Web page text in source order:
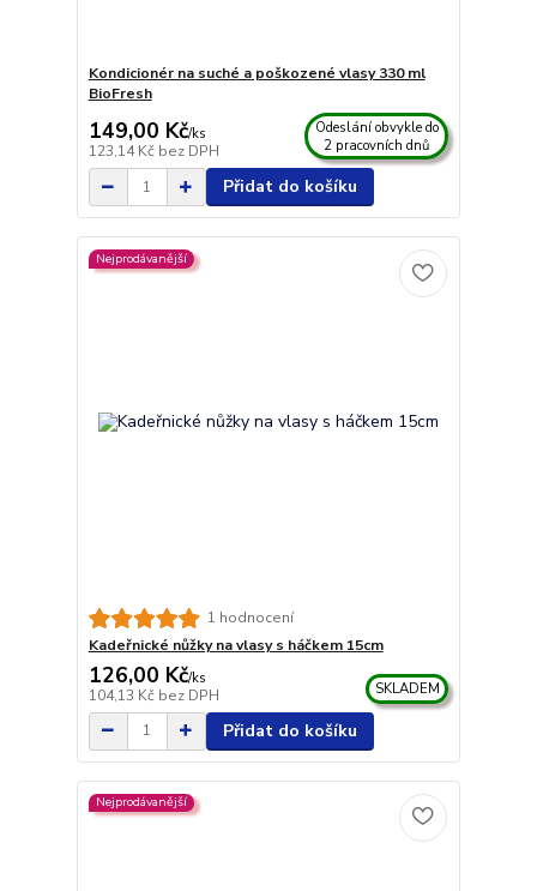
Kondicionér na suché a poškozené vlasy 330 ml
BioFresh
149,00 Kč/ks
123,14 Kč bez DPH
Odeslání obvykle do
2 pracovních dnů
Přidat do košíku
Nejprodávanější
1 hodnocení
Kadeřnické nůžky na vlasy s háčkem 15cm
126,00 Kč/ks
104,13 Kč bez DPH SKLADEM
Přidat do košíku
Nejprodávanější